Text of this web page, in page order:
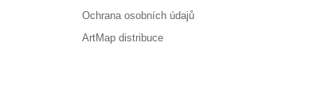
Ochrana osobních údajů
ArtMap distribuce